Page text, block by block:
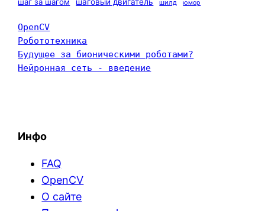
шилд юмор
OpenCV
Робототехника
Будущее за бионическими роботами?
Нейронная сеть - введение
Инфо
FAQ
OpenCV
О сайте